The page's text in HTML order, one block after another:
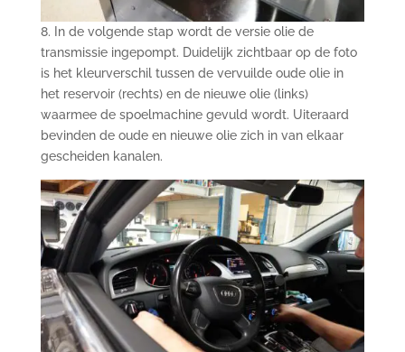
8. In de volgende stap wordt de versie olie de
transmissie ingepompt. Duidelijk zichtbaar op de foto
is het kleurverschil tussen de vervuilde oude olie in
het reservoir (rechts) en de nieuwe olie (links)
waarmee de spoelmachine gevuld wordt. Uiteraard
bevinden de oude en nieuwe olie zich in van elkaar
gescheiden kanalen.